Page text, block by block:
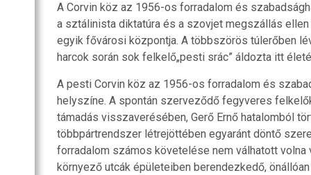
A Corvin köz az 1956-os forradalom és
a sztálinista diktatúra és a szovjet megszállás
egyik fővárosi központja. A többszörös túlerőben
harcok során sok felkelő„pesti srác” áldozta itt
A pesti Corvin köz az 1956-os forradalom és
helyszíne. A spontán szerveződő fegyveres
támadás visszaverésében, Gerő Ernő hatalomból
többpártrendszer létrejöttében egyaránt döntő
forradalom számos követelése nem válhatott volna
környező utcák épületeiben berendezkedő,